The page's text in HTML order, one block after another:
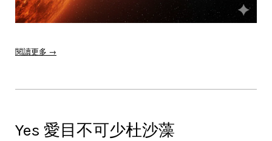
閱讀更多 →
Yes 愛目不可少杜沙藻